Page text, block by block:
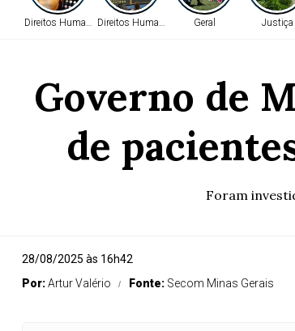
Direitos HumanosDireitos Humanos Geral Justiça
Governo de
de
Foram
28/08/2025 às 16h42
Por:Artur Valério Fonte: Secom Minas Gerais